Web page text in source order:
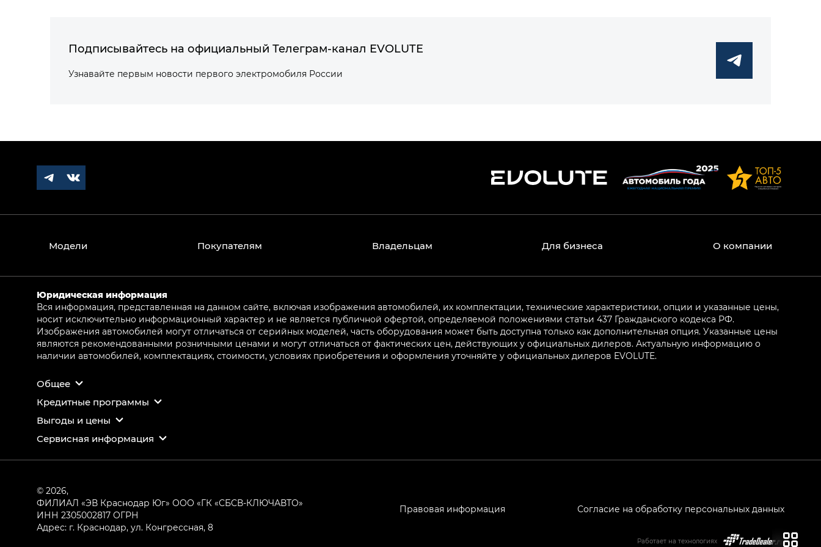
Подписывайтесь на официальный Телеграм-канал EVOLUTE
Узнавайте первым новости первого электромобиля России
Модели Покупателям Владельцам Для бизнеса О компании
Юридическая информация
Вся информация, представленная на данном сайте, включая изображения автомобилей, их комплектации, технические характеристики, опции и указанные цены,
носит исключительно информационный характер и не является публичной офертой, определяемой положениями статьи 437 Гражданского кодекса РФ.
Изображения автомобилей могут отличаться от серийных моделей, часть оборудования может быть доступна только как дополнительная опция. Указанные цены
являются рекомендованными розничными ценами и могут отличаться от фактических цен, действующих у официальных дилеров. Актуальную информацию о
наличии автомобилей, комплектациях, стоимости, условиях приобретения и оформления уточняйте у официальных дилеров EVOLUTE.
Общее
Кредитные программы
Выгоды и цены
Сервисная информация
© 2026,
ФИЛИАЛ «ЭВ Краснодар Юг» ООО «ГК «СБСВ-КЛЮЧАВТО»
ИНН 2305002817 ОГРН
Адрес: г. Краснодар, ул. Конгрессная, 8
Правовая информация Согласие на обработку персональных данных
Работает на технологиях